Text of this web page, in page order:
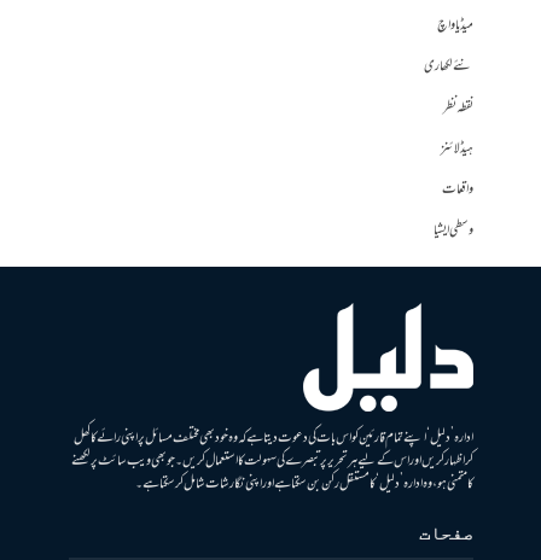
میڈیا واچ
نئے لکھاری
نقطہ نظر
ہیڈلائنز
واقعات
وسطی ایشیا
ادارہ ’دلیل‘ اپنے تمام قارئین کو اس بات کی دعوت دیتا ہے کہ وہ خود بھی مختلف مسائل پر اپنی رائے کا کھل
کر اظہار کریں اور اس کے لیے ہر تحریر پر تبصرے کی سہولت کا استعمال کریں۔ جو بھی ویب سائٹ پر لکھنے
کا متمنی ہو، وہ ادارہ ’دلیل‘ کا مستقل رکن بن سکتا ہے اور اپنی نگارشات شامل کرسکتا ہے۔
صفحات